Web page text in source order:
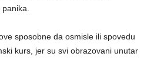
panika.
sposobne da osmisle ili spovedu
kurs, jer su svi obrazovani unutar